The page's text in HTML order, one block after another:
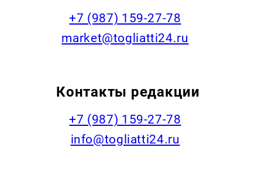
+7 (987) 159-27-78
market@togliatti24.ru
Контакты редакции
+7 (987) 159-27-78
info@togliatti24.ru